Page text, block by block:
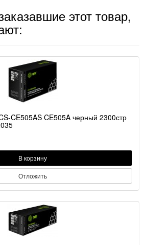
этот товар,
CE505AS CE505A черный 2300стр
В корзину
Отложить